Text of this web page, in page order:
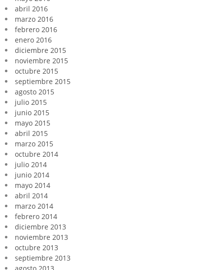
abril 2016
marzo 2016
febrero 2016
enero 2016
diciembre 2015
noviembre 2015
octubre 2015
septiembre 2015
agosto 2015
julio 2015
junio 2015
mayo 2015
abril 2015
marzo 2015
octubre 2014
julio 2014
junio 2014
mayo 2014
abril 2014
marzo 2014
febrero 2014
diciembre 2013
noviembre 2013
octubre 2013
septiembre 2013